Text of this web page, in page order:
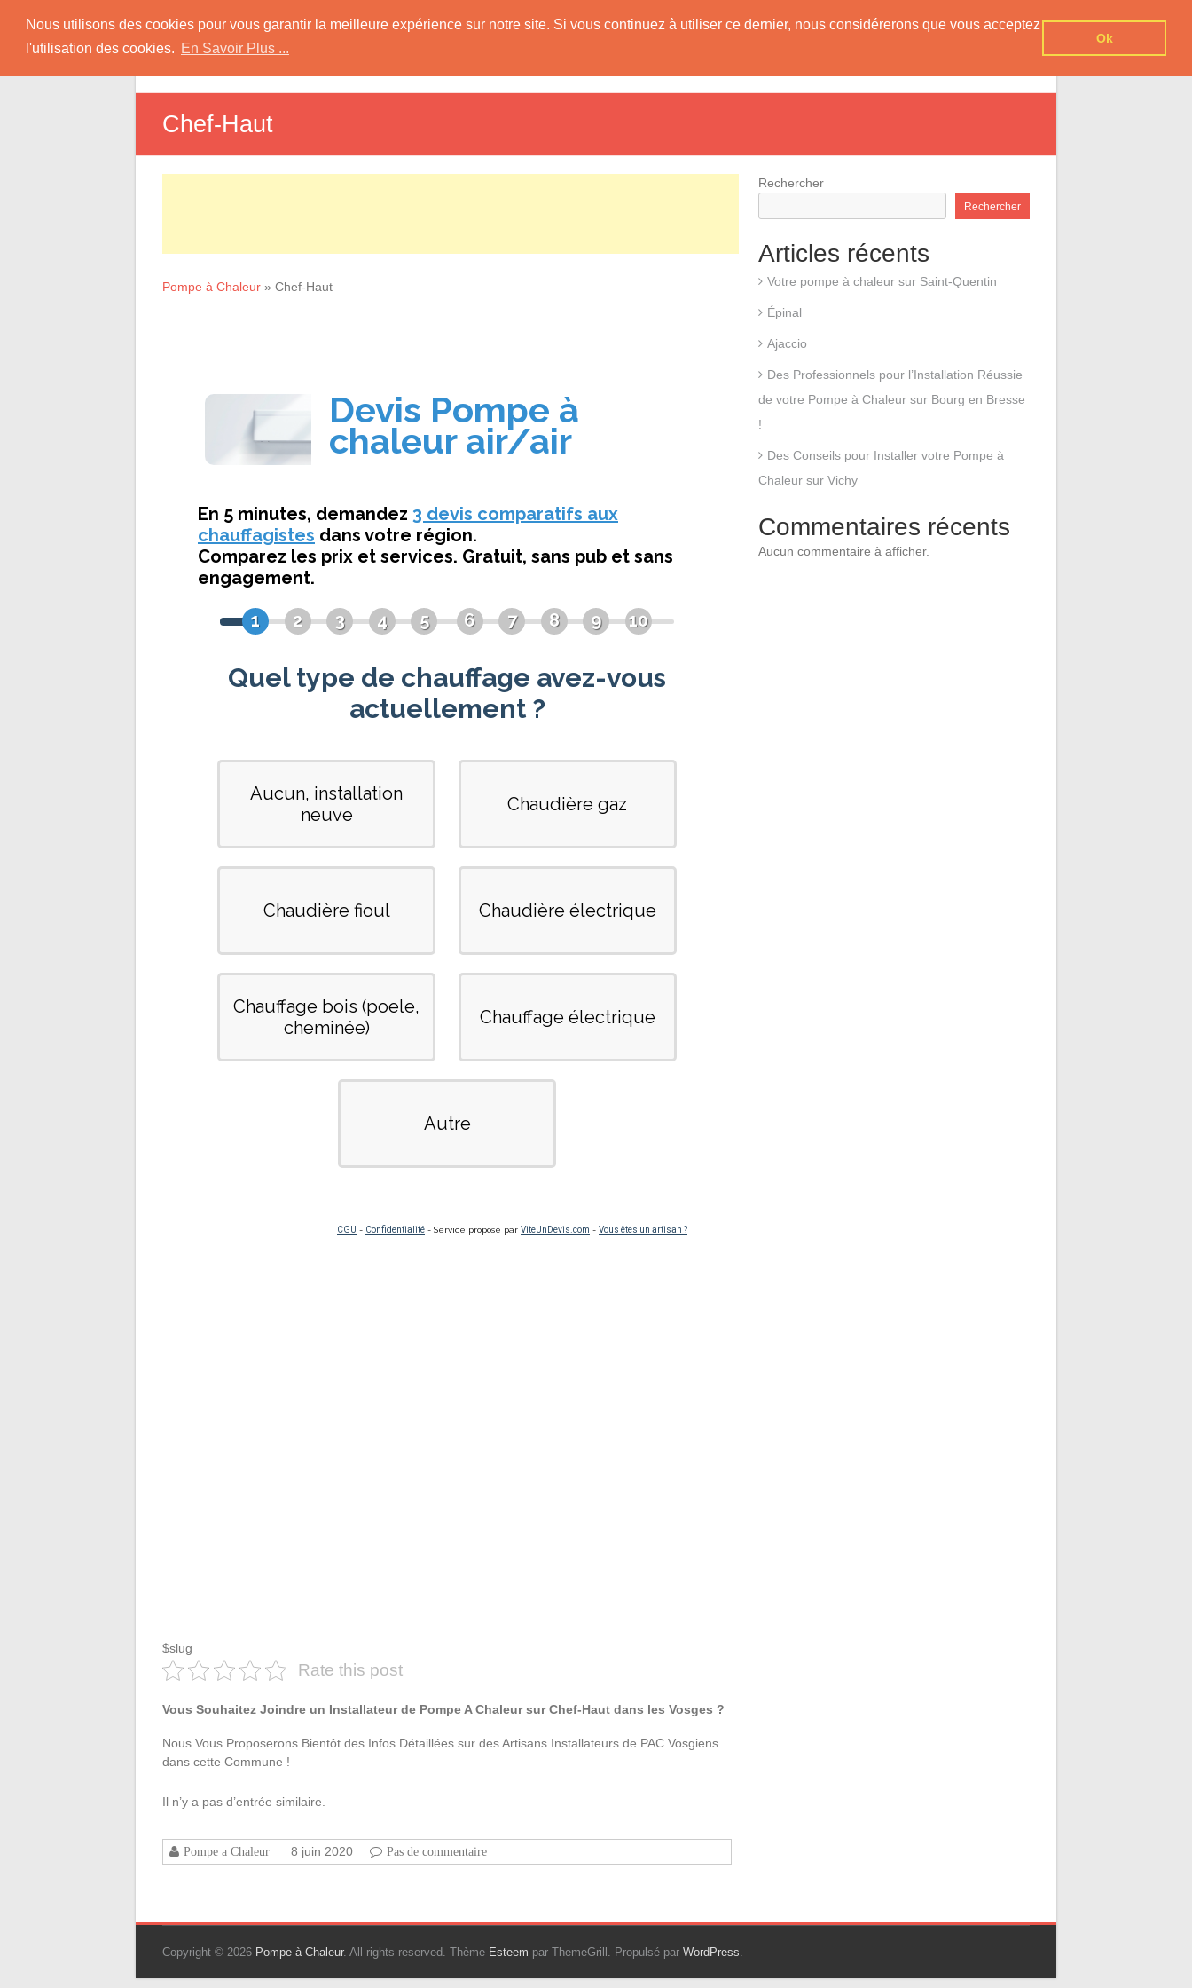
Nous utilisons des cookies pour vous garantir la meilleure expérience sur notre site. Si vous continuez à utiliser ce dernier, nous considérerons que vous acceptez
l'utilisation des cookies. En Savoir Plus ...
Ok
content
Pompe à Chaleur
Informations sur les Pompes à Chaleur
Chef-Haut
Pompe à Chaleur » Chef-Haut
$slug
Rate this post
Vous Souhaitez Joindre un Installateur de Pompe A Chaleur sur Chef-Haut dans les Vosges ?
Nous Vous Proposerons Bientôt des Infos Détaillées sur des Artisans Installateurs de PAC Vosgiens
dans cette Commune !
Il n’y a pas d’entrée similaire.
Pompe a Chaleur 8 juin 2020 Pas de commentaire
Rechercher
Rechercher
Articles récents
Votre pompe à chaleur sur Saint-Quentin
Épinal
Ajaccio
Des Professionnels pour l’Installation Réussie
de votre Pompe à Chaleur sur Bourg en Bresse
!
Des Conseils pour Installer votre Pompe à
Chaleur sur Vichy
Commentaires récents
Aucun commentaire à afficher.
Copyright © 2026 Pompe à Chaleur. All rights reserved. Thème Esteem par ThemeGrill. Propulsé par WordPress.